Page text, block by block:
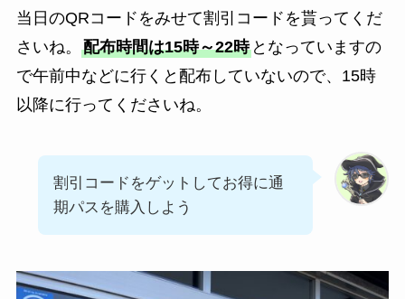
当日のQRコードをみせて割引コードを貰ってくだ
さいね。 配布時間は15時～22時となっていますの
で午前中などに行くと配布していないので、15時
以降に行ってくださいね。
割引コードをゲットしてお得に通
期パスを購入しよう